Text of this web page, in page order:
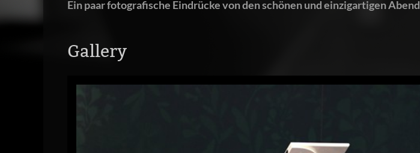
Ein paar fotografische Eindrücke von den schönen und einzigartigen Abend
Gallery